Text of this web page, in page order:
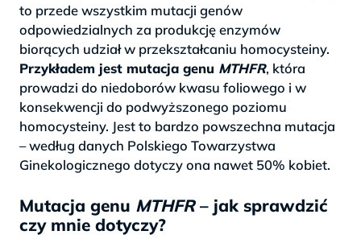
to przede wszystkim mutacji genów
odpowiedzialnych za produkcję enzymów
biorących udział w przekształcaniu homocysteiny.
Przykładem jest mutacja genu MTHFR, która
prowadzi do niedoborów kwasu foliowego i w
konsekwencji do podwyższonego poziomu
homocysteiny. Jest to bardzo powszechna mutacja
– według danych Polskiego Towarzystwa
Ginekologicznego dotyczy ona nawet 50% kobiet.
Mutacja genu MTHFR– jak sprawdzić
czy mnie dotyczy?